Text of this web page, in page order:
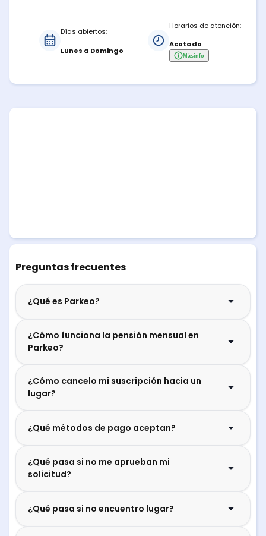
Días abiertos:
Lunes a Domingo
Horarios de atención:
Acotado
Másinfo
Preguntas frecuentes
¿Qué es Parkeo?
¿Cómo funciona la pensión mensual en
Parkeo?
¿Cómo cancelo mi suscripción hacia un
lugar?
¿Qué métodos de pago aceptan?
¿Qué pasa si no me aprueban mi
solicitud?
¿Qué pasa si no encuentro lugar?